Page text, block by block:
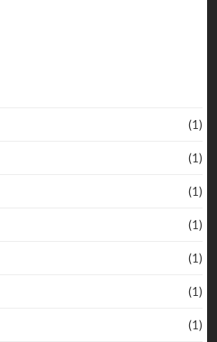
(1)
(1)
(1)
(1)
(1)
(1)
(1)